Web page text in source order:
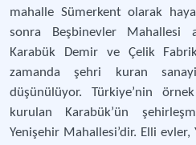
mahalle Sümerkent olarak
sonra Beşbinevler Mahallesi
Karabük Demir ve Çelik
zamanda şehri kuran
düşünülüyor. Türkiye’nin
kurulan Karabük’ün
Yenişehir Mahallesi’dir. Elli evler,